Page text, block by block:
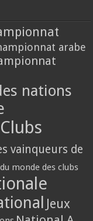
arabe
nations
Clubs
vainqueurs de
monde des clubs
Jeux